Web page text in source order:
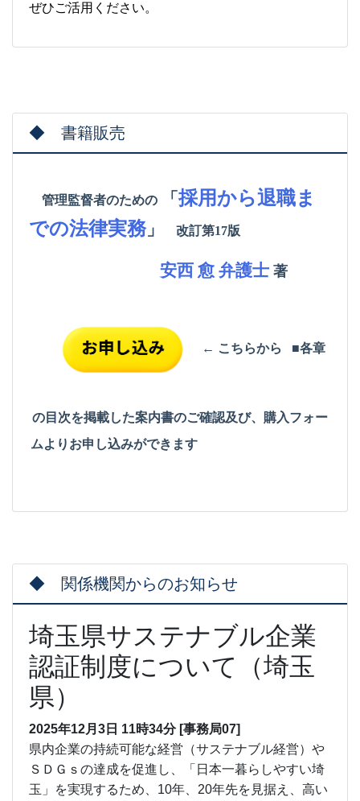
ぜひご活用ください。
◆ 書籍販売
管理監督者のための 「 採用から退職ま
での法律実務」 改訂第17版
安西 愈 弁護士 著
← こちらから ■各章
の目次を掲載した案内書のご確認及び、購入フォー
ムより お申し込みができます
◆ 関係機関からのお知らせ
埼玉県サステナブル企業
認証制度について（埼玉
県）
2025年12月3日 11時34分 [事務局07]
県内企業の持続可能な経営（サステナブル経営）や
ＳＤＧｓの達成を促進し、「日本一暮らしやすい埼
玉」を実現するため、 10年、 20年先を見据え、高い